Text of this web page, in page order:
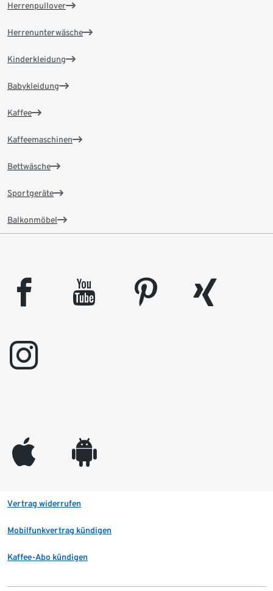
Herrenpullover
Herrenunterwäsche
Kinderkleidung
Babykleidung
Kaffee
Kaffeemaschinen
Bettwäsche
Sportgeräte
Balkonmöbel
facebook youtube pinterest
xing
instagram
appleinc android
Vertrag widerrufen
Mobilfunkvertrag kündigen
Kaffee-Abo kündigen